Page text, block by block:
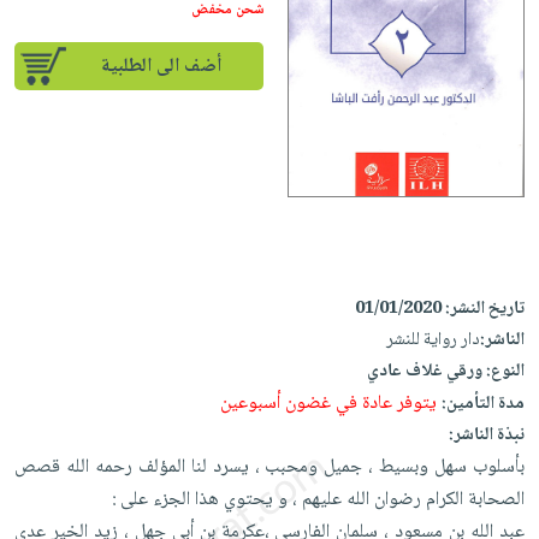
إختياراتنا
كتب
أكاديمية
English
iKitab
بلا
حدود
طرحها
على
Android
تحميل
iKitab
على
Apple
أسئلة
يتكرر
طرحها
masmu3
على
Apple
المواضيع
الأكثر
مبيعاً
وسائل
جوائز
تعليمية
الصحة
العناية
الشخصية
العناية
وتصفيف
الشعر
العناية
بالجسم
والسفرة
جديد
الكل
أواني
الطهي
أدوات
متجر
الهدايا
أقسام
شحن مخفض
أضف الى الطلبية
تاريخ النشر:01/01/2020
الناشر:دار رواية للنشر
النوع:ورقي غلاف عادي
مدة التأمين:يتوفر عادة في غضون أسبوعين
نبذة الناشر:
بأسلوب سهل وبسيط ، جميل ومحبب ، يسرد لنا المؤلف رحمه الله قصص
الصحابة الكرام رضوان الله عليهم ، و يحتوي هذا الجزء على :